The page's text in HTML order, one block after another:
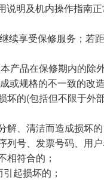
明及机内操作指南
享受保修服务；若
产品在保修期内的除
或规格的不一致的改
的(包括但不限于
、清洁而造成损坏的
号、发票号码、用
相符合的；
起损坏的；